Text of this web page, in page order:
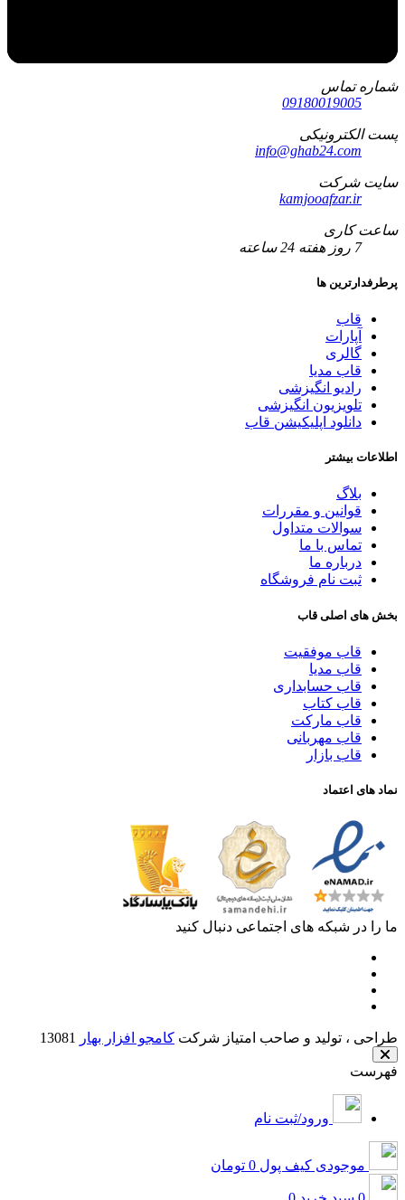
شماره تماس
09180019005
پست الکترونیکی
info@ghab24.com
سایت شرکت
kamjooafzar.ir
ساعت کاری
7 روز هفته 24 ساعته
پرطرفدارترین ها
قاب
آپارات
گالری
قاب مدیا
رادیو انگیزشی
تلویزیون انگیزشی
دانلود اپلیکیشن قاب
اطلاعات بیشتر
بلاگ
قوانین و مقررات
سوالات متداول
تماس با ما
درباره ما
ثبت نام فروشگاه
بخش های اصلی قاب
قاب موفقیت
قاب مدیا
قاب حسابداری
قاب کتاب
قاب مارکت
قاب مهربانی
قاب بازار
نماد های اعتماد
ما را در شبکه های اجتماعی دنبال کنید
طراحی ، تولید و صاحب امتیاز شرکت کامجو افزار بهار
فهرست
ورود/ثبت نام
موجودی کیف پول 0 تومان